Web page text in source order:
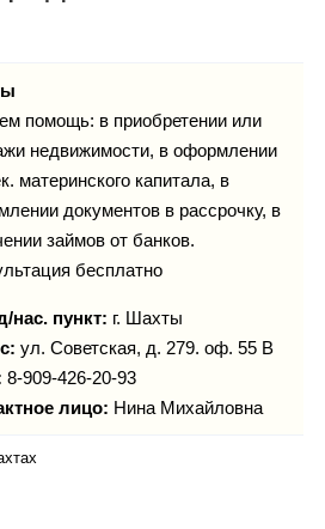
Инфо
Карты
Фотогалерея
помощь: в приобретении или
недвижимости, в оформлении
материнского капитала, в
документов в рассрочку, в
займов от банков.
бесплатно
нас. пункт: г. Шахты
ул. Советская, д. 279. оф. 55 В
8-909-426-20-93
лицо: Нина Михайловна